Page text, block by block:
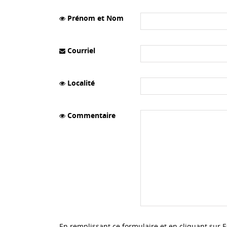
Prénom et Nom
Courriel
Localité
Commentaire